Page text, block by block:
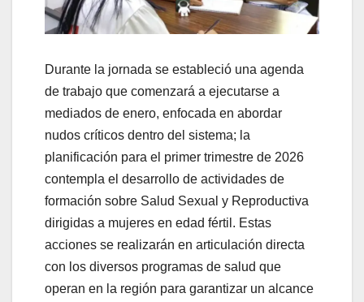
Durante la jornada se estableció una agenda
de trabajo que comenzará a ejecutarse a
mediados de enero, enfocada en abordar
nudos críticos dentro del sistema; la
planificación para el primer trimestre de 2026
contempla el desarrollo de actividades de
formación sobre Salud Sexual y Reproductiva
dirigidas a mujeres en edad fértil. Estas
acciones se realizarán en articulación directa
con los diversos programas de salud que
operan en la región para garantizar un alcance